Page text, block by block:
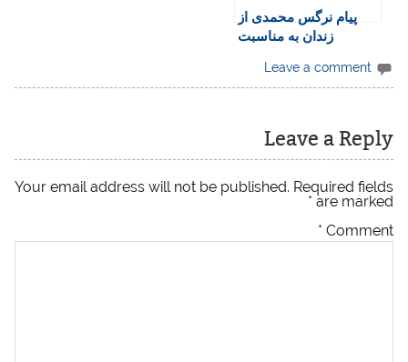
پیام نرگس محمدی از
زندان به مناسبت
زندگی، آزادی
Leave a comment
Leave a Reply
Your email address will not be published. Required fields
are marked
*
Comment
*